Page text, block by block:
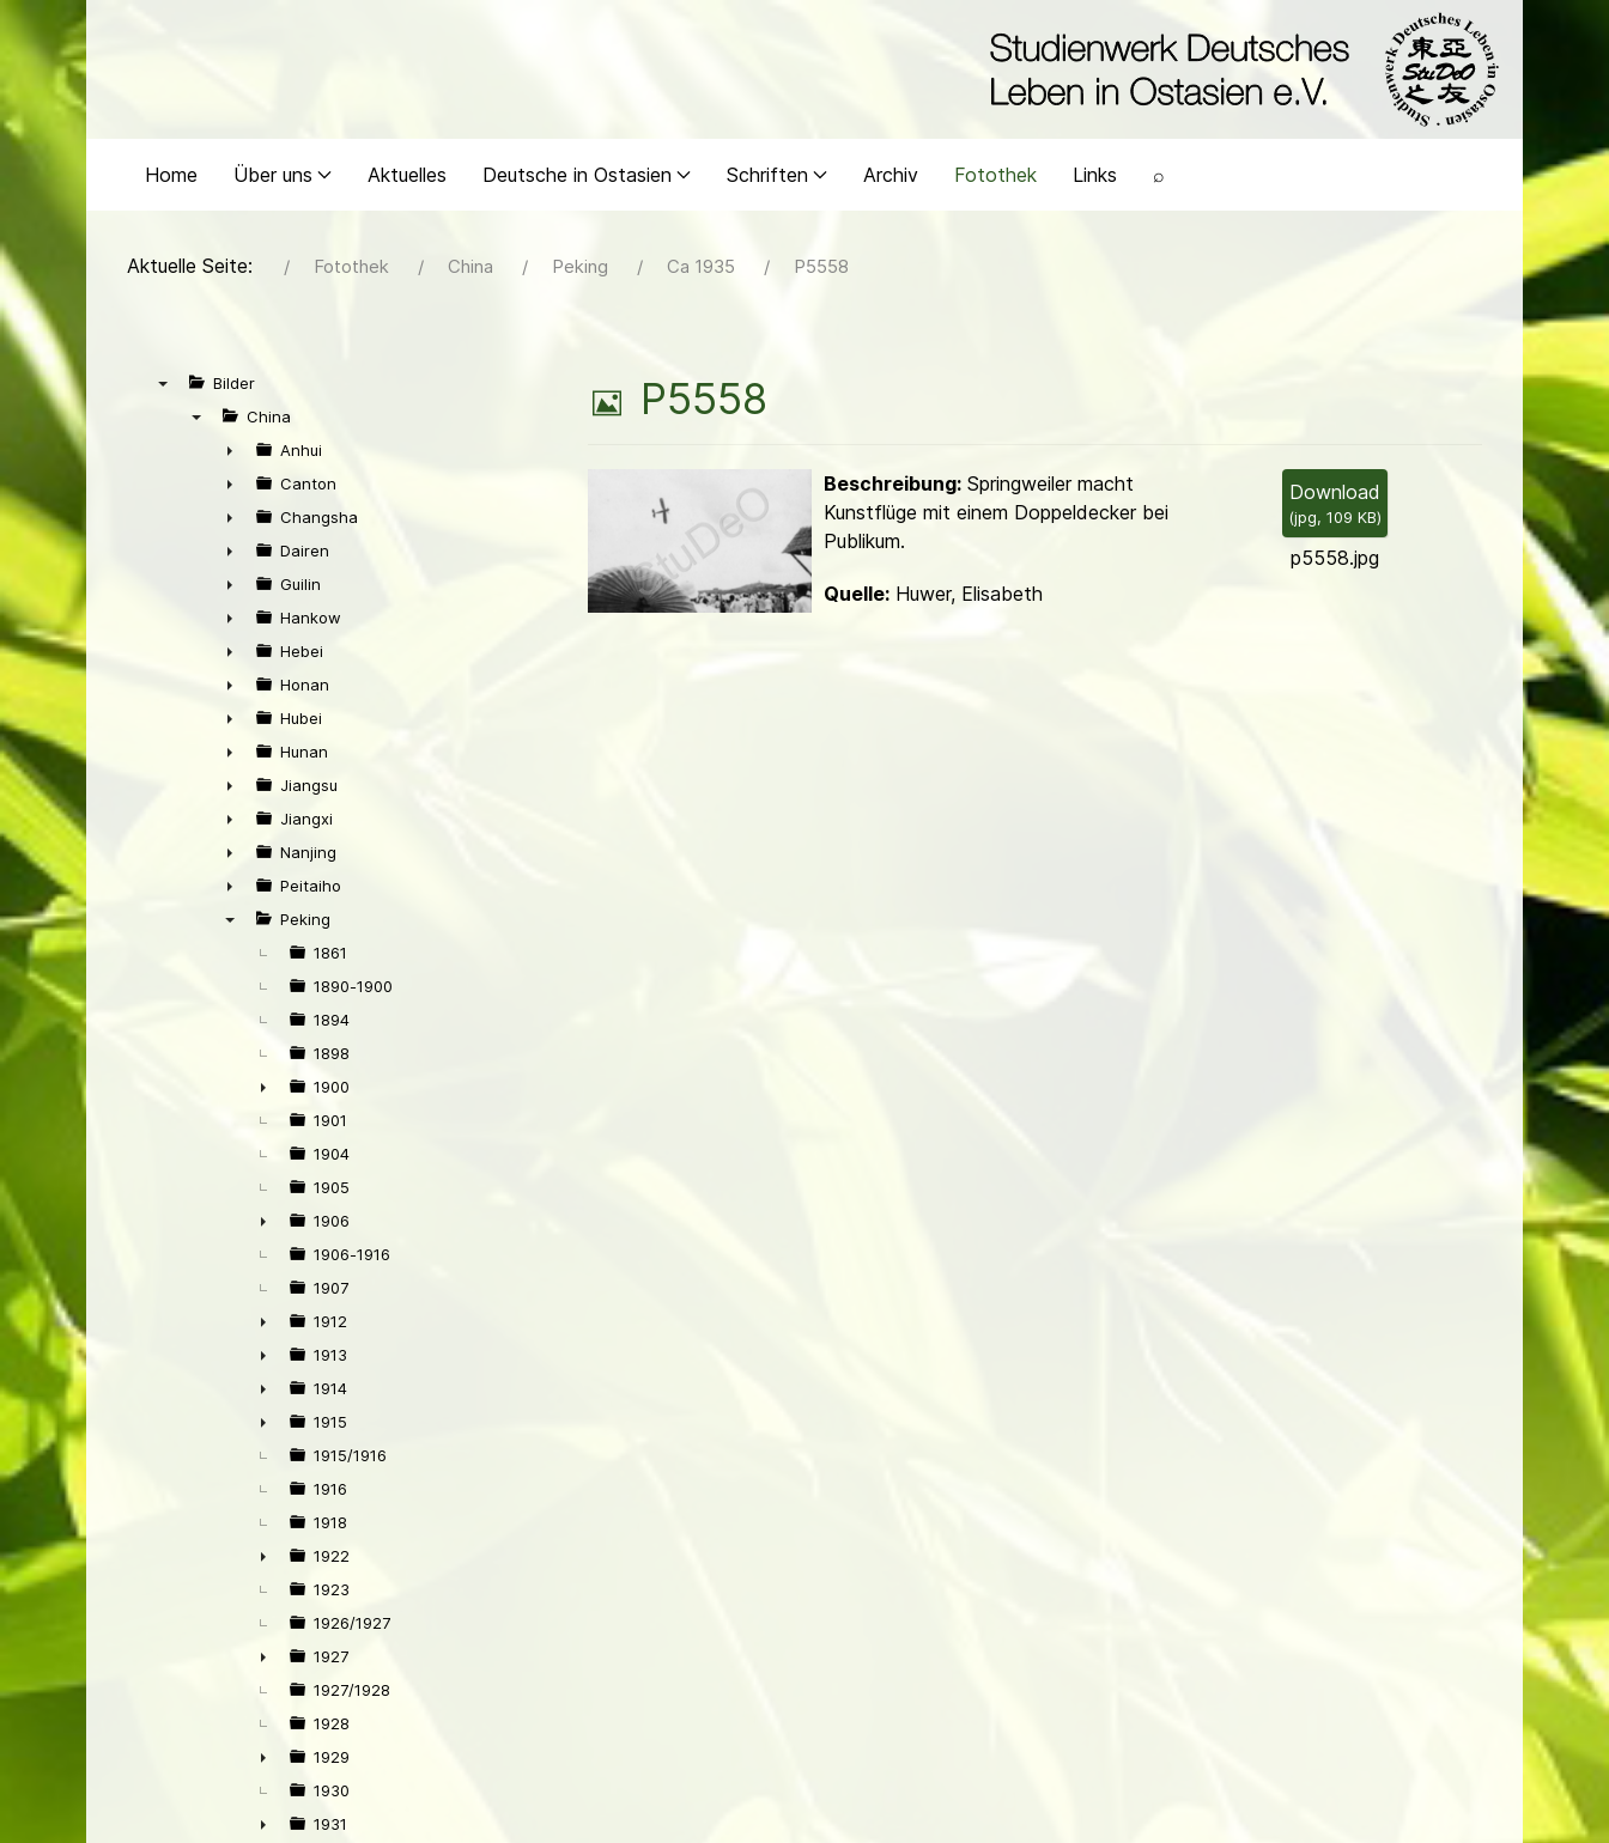
Home Über uns Aktuelles Deutsche in Ostasien Schriften Archiv Fotothek Links ⌕
Aktuelle Seite: Fotothek China Peking Ca 1935 P5558
Bilder
China
►
Anhui
►
Canton
►
Changsha
►
Dairen
►
Guilin
►
Hankow
►
Hebei
►
Honan
►
Hubei
►
Hunan
►
Jiangsu
►
Jiangxi
►
Nanjing
►
Peitaiho
Peking
1861
1890-1900
1894
1898
►
1900
1901
1904
1905
►
1906
1906-1916
1907
►
1912
►
1913
►
1914
►
1915
1915/1916
1916
1918
►
1922
1923
1926/1927
►
1927
1927/1928
1928
►
1929
1930
1931
B
d
P5558
Download
(jpg, 109 KB)
p5558.jpg
Beschreibung:Springweiler macht
Kunstflüge mit einem Doppeldecker bei
Publikum.
Quelle:Huwer, Elisabeth